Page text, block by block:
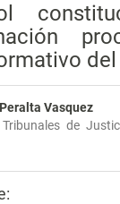
Vasquez
de